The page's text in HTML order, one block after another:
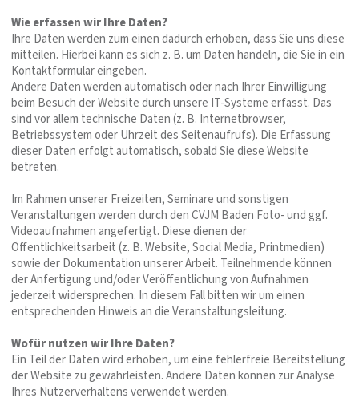
Wie erfassen wir Ihre Daten?
Ihre Daten werden zum einen dadurch erhoben, dass Sie uns diese
mitteilen. Hierbei kann es sich z. B. um Daten handeln, die Sie in ein
Kontaktformular eingeben.
Andere Daten werden automatisch oder nach Ihrer Einwilligung
beim Besuch der Website durch unsere IT-Systeme erfasst. Das
sind vor allem technische Daten (z. B. Internetbrowser,
Betriebssystem oder Uhrzeit des Seitenaufrufs). Die Erfassung
dieser Daten erfolgt automatisch, sobald Sie diese Website
betreten.
Im Rahmen unserer Freizeiten, Seminare und sonstigen
Veranstaltungen werden durch den CVJM Baden Foto- und ggf.
Videoaufnahmen angefertigt. Diese dienen der
Öffentlichkeitsarbeit (z. B. Website, Social Media, Printmedien)
sowie der Dokumentation unserer Arbeit. Teilnehmende können
der Anfertigung und/oder Veröffentlichung von Aufnahmen
jederzeit widersprechen. In diesem Fall bitten wir um einen
entsprechenden Hinweis an die Veranstaltungsleitung.
Wofür nutzen wir Ihre Daten?
Ein Teil der Daten wird erhoben, um eine fehlerfreie Bereitstellung
der Website zu gewährleisten. Andere Daten können zur Analyse
Ihres Nutzerverhaltens verwendet werden.